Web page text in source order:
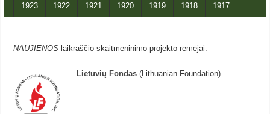
1923 1922 1921 1920 1919 1918 1917
NAUJIENOS laikraščio skaitmeninimo projekto remėjai:
Lietuvių Fondas (Lithuanian Foundation)